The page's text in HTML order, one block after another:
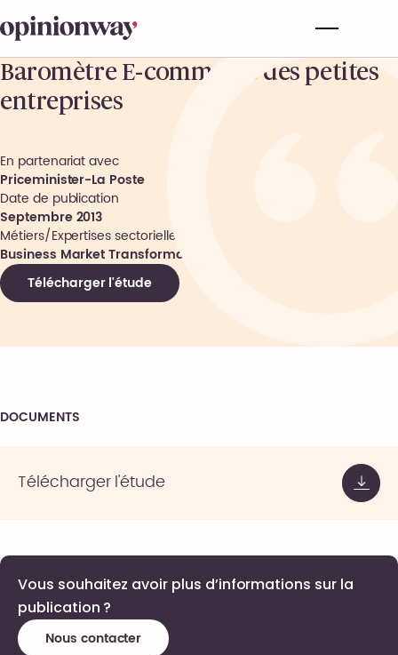
Baromètre E-commerce des petites
entreprises
En partenariat avec
Priceminister-La Poste
Date de publication
Septembre 2013
Métiers/Expertises sectorielles
Business Market Transformation
Télécharger l'étude
DOCUMENTS
Télécharger l'étude
Vous souhaitez avoir plus d’informations sur la
publication ?
Nous contacter